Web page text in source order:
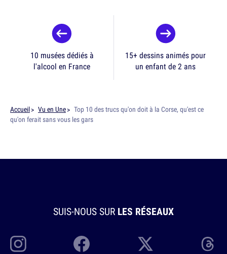
10 musées dédiés à
l'alcool en France
15+ dessins animés pour
un enfant de 2 ans
Accueil Vu en Une
Top 10 des trucs qu'on doit à la Corse, qu'est ce
qu'on ferait sans vous les gars
SUIS-NOUS SUR LES RÉSEAUX